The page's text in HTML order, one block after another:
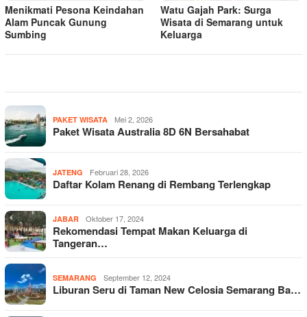
Menikmati Pesona Keindahan
Alam Puncak Gunung
Sumbing
Watu Gajah Park: Surga
Wisata di Semarang untuk
Keluarga
PAKET WISATA Mei 2, 2026
Paket Wisata Australia 8D 6N Bersahabat
JATENG Februari 28, 2026
Daftar Kolam Renang di Rembang Terlengkap
JABAR Oktober 17, 2024
Rekomendasi Tempat Makan Keluarga di
Tangeran…
SEMARANG September 12, 2024
Liburan Seru di Taman New Celosia Semarang Ba…